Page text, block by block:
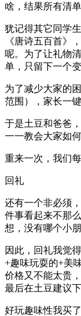
啥，结果所有清
犹记得其它同学
《唐诗五百首
呢。为了让礼物
单，只留下一个
为了减少大家的
范围），家长一
于是土豆和爸爸
一一教会大家如何
重来一次，我们
回礼
还有一个非必须
件事看起来不那
想，没有哪个小
因此，回礼我觉
+趣味玩耍的+美
价格又不能太贵
最后在土豆建议
好玩趣味性我买